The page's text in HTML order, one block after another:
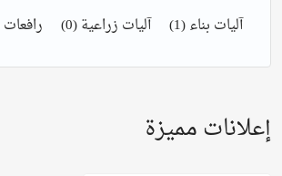
آليات بناء(1) آليات زراعية(0) رافعات
إعلانات مميزة